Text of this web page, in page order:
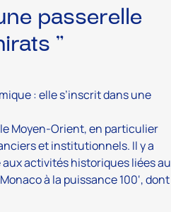
passerelle
”
: elle s’inscrit dans une
Moyen-Orient, en particulier
et institutionnels. Il y a
activités historiques liées au
à la puissance 100‘, dont